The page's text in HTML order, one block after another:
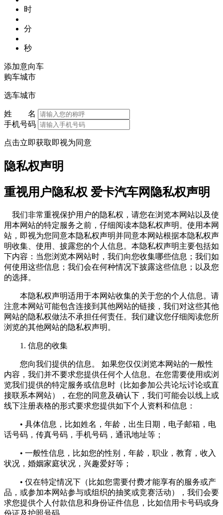
时
分
秒
添加意向车
购车城市
选车城市
姓 名
手机号码
点击立即获取即视为同意
隐私权声明
重视用户隐私权 爱卡汽车网隐私权声明
我们非常重视保护用户的隐私权，请您在浏览本网站以及使
用本网站的特定服务之前，仔细阅读本隐私权声明。使用本网
站，即视为您同意本隐私权声明并同意本网站根据本隐私权声
明收集、使用、披露您的个人信息。本隐私权声明主要包括如
下内容：当您浏览本网站时，我们向您收集哪些信息；我们如
何使用这些信息；我们会在何种情况下披露这些信息；以及您
的选择。
本隐私权声明适用于本网站收集的关于您的个人信息。请
注意本网站可能包含连接到其他网站的链接，我们对这些其他
网站的隐私权做法不承担任何责任。我们建议您仔细阅读您所
浏览的其他网站的隐私权声明。
1. 信息的收集
您向我们提供的信息。 如果您仅仅浏览本网站的一般性
内容，我们并不要求您提供任何个人信息。在您需要使用或浏
览我们提供的特定服务或信息时（比如参加公共论坛讨论或直
接联系本网站），在您的同意及确认下，我们可能会以线上或
线下注册表格的形式要求您提供如下个人资料和信息：
• 具体信息，比如姓名，年龄，出生日期，电子邮箱，电
话号码，传真号码，手机号码，通讯地址等；
• 一般性信息，比如您的性别，年龄，职业，教育，收入
状况，婚姻家庭状况，兴趣爱好等；
• 仅在特定情况下（比如您需要付费才能享有的服务或产
品，或参加本网站参与或组织的抽奖或竞赛活动），我们会要
求您提供个人付款信息和身份证件信息，比如信用卡号码或身
份证及护照号码。